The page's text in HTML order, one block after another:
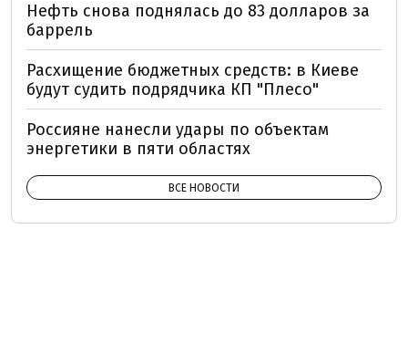
Нефть снова поднялась до 83 долларов за
баррель
Расхищение бюджетных средств: в Киеве
будут судить подрядчика КП "Плесо"
Россияне нанесли удары по объектам
энергетики в пяти областях
ВСЕ НОВОСТИ